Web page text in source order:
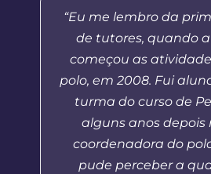
“Eu me lembro da
de tutores, quando
começou as
polo, em 2008. Fui
turma do curso de
alguns anos depois
coordenadora do
pude perceber a